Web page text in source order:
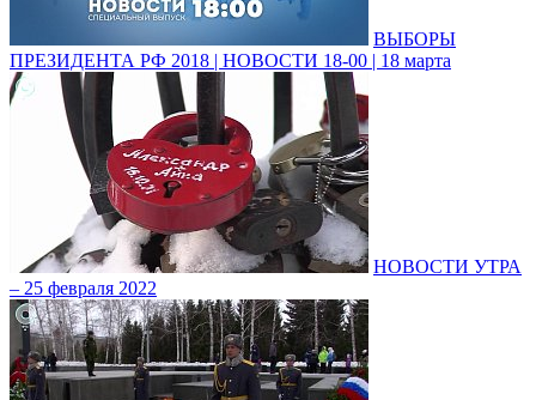
ВЫБОРЫ
ПРЕЗИДЕНТА РФ 2018 | НОВОСТИ 18-00 | 18 марта
НОВОСТИ УТРА
– 25 февраля 2022